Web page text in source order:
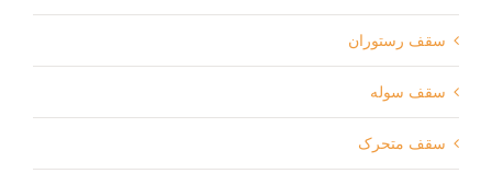
سقف رستوران
سقف سوله
سقف متحرک